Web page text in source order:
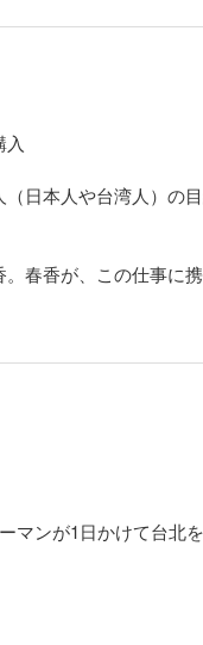
日本人や台湾人）の
春香が、この仕事に携
マンが1日かけて台北